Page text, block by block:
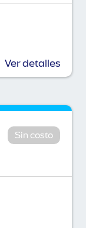
Ver detalles
Sin costo